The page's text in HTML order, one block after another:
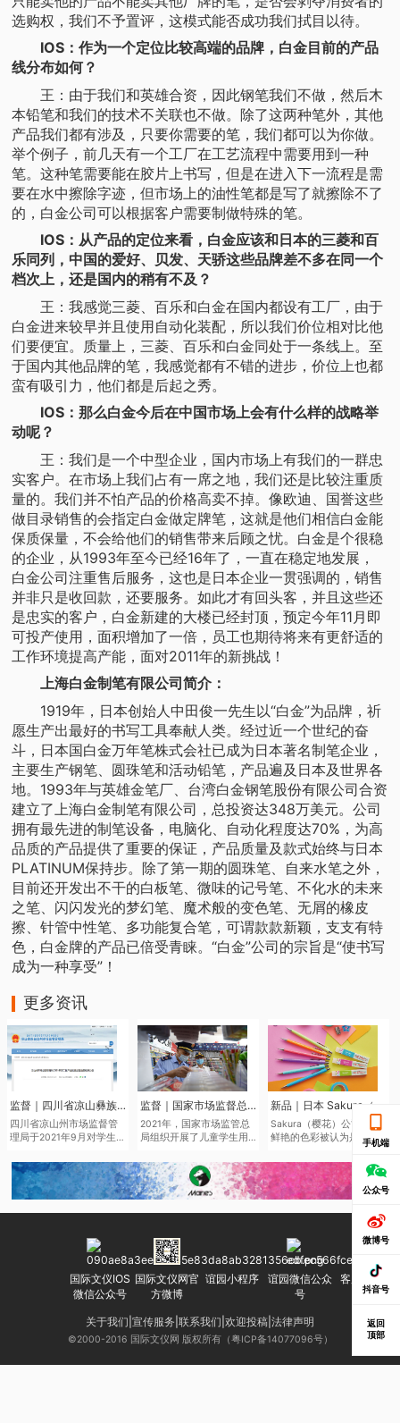
选购权，我们不予置评，这模式能否成功我们拭目以待。
IOS：作为一个定位比较高端的品牌，白金目前的产品
线分布如何？
王：由于我们和英雄合资，因此钢笔我们不做，然后木
本铅笔和我们的技术不关联也不做。除了这两种笔外，其他
产品我们都有涉及，只要你需要的笔，我们都可以为你做。
举个例子，前几天有一个工厂在工艺流程中需要用到一种
笔。这种笔需要能在胶片上书写，但是在进入下一流程是需
要在水中擦除字迹，但市场上的油性笔都是写了就擦除不了
的，白金公司可以根据客户需要制做特殊的笔。
IOS：从产品的定位来看，白金应该和日本的三菱和百
乐同列，中国的爱好、贝发、天骄这些品牌差不多在同一个
档次上，还是国内的稍有不及？
王：我感觉三菱、百乐和白金在国内都设有工厂，由于
白金进来较早并且使用自动化装配，所以我们价位相对比他
们要便宜。质量上，三菱、百乐和白金同处于一条线上。至
于国内其他品牌的笔，我感觉都有不错的进步，价位上也都
蛮有吸引力，他们都是后起之秀。
IOS：那么白金今后在中国市场上会有什么样的战略举
动呢？
王：我们是一个中型企业，国内市场上有我们的一群忠
实客户。在市场上我们占有一席之地，我们还是比较注重质
量的。我们并不怕产品的价格高卖不掉。像欧迪、国誉这些
做目录销售的会指定白金做定牌笔，这就是他们相信白金能
保质保量，不会给他们的销售带来后顾之忧。白金是个很稳
的企业，从1993年至今已经16年了，一直在稳定地发展，
白金公司注重售后服务，这也是日本企业一贯强调的，销售
并非只是收回款，还要服务。如此才有回头客，并且这些还
是忠实的客户，白金新建的大楼已经封顶，预定今年11月即
可投产使用，面积增加了一倍，员工也期待将来有更舒适的
工作环境提高产能，面对2011年的新挑战！
上海白金制笔有限公司简介：
1919年，日本创始人中田俊一先生以“白金”为品牌，祈
愿生产出最好的书写工具奉献人类。经过近一个世纪的奋
斗，日本国白金万年笔株式会社已成为日本著名制笔企业，
主要生产钢笔、圆珠笔和活动铅笔，产品遍及日本及世界各
地。1993年与英雄金笔厂、台湾白金钢笔股份有限公司合资
建立了上海白金制笔有限公司，总投资达348万美元。公司
拥有最先进的制笔设备，电脑化、自动化程度达70%，为高
品质的产品提供了重要的保证，产品质量及款式始终与日本
PLATINUM保持步。除了第一期的圆珠笔、自来水笔之外，
目前还开发出不干的白板笔、微味的记号笔、不化水的未来
之笔、闪闪发光的梦幻笔、魔术般的变色笔、无屑的橡皮
擦、针管中性笔、多功能复合笔，可谓款款新颖，支支有特
色，白金牌的产品已倍受青睐。“白金”公司的宗旨是“使书写
成为一种享受”！
更多资讯
监督｜四川省凉山彝族自治州市场监督管理局于近日发布了2021年第二批产品质量监督抽查结果
四川省凉山州市场监督管
理局于2021年9月对学生文
儿童学生用品开展质量监
督抽查545批次。其中，儿
童学生用品监督抽查307批
监督｜国家市场监督总局通报儿童学生用品产品2021年抽查情况
2021年，国家市场监管总
局组织开展了儿童学生用
查，共抽查了2050家企业
生产的2186批次儿童学生
用品，涉及玩具、童车、
头盔等7种产品。其中，学
生文具抽查不合格率
7.0%，主要涉及浙江省、
广东省等产地的生产企
业。
Sakura（樱花）公司鉴于
鲜艳的色彩被认为是2022
年的色彩趋势，该品牌现
在正在扩大其产品范围，
本次“Sakura Color
Products”新系列包括六种
和三种新的橡皮擦，每种
手机端
公众号
微博号
抖音号
返回
顶部
国际文仪IOS
微信公众号
国际文仪网官
方微博
谊园小程序
谊园微信公众
号
客服微信号
关于我们 宣传服务 联系我们 欢迎投稿 法律声明
©2000-2016 国际文仪网 版权所有（粤ICP备14077096号）